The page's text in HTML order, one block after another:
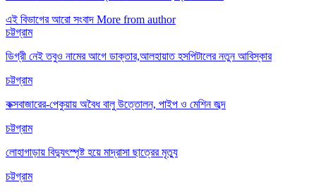
এই বিভাগের আরো সংবাদ More from author
চট্টগ্রাম
ডিগ্রী নেই তবুও নামের আগে ডাক্তার,আলহায়াত হসপিটালের নতুন আবিস্কার
চট্টগ্রাম
কক্সবাজারের-পেকুয়ায় অবৈধ বালু উত্তোলন, পাইপ ও মেশিন জব্দ
চট্টগ্রাম
লোহাগাড়ায় বিদ্যুৎস্পৃষ্ট হয়ে মাদ্রাসা ছাত্রের মৃত্যু
চট্টগ্রাম